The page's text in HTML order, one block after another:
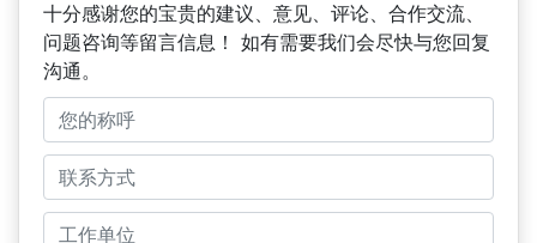
十分感谢您的宝贵的建议、意见、评论、合作交流、
问题咨询等留言信息！ 如有需要我们会尽快与您回复
沟通。